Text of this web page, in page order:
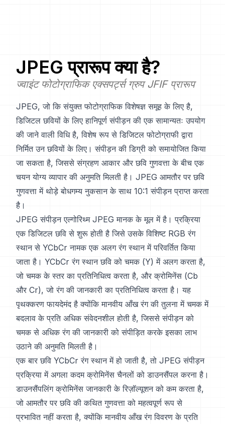
JPEG प्रारूप क्या है?
ज्वाइंट फोटोग्राफिक एक्सपर्ट्स ग्रुप JFIF प्रारूप
JPEG, जो कि संयुक्त फोटोग्राफिक विशेषज्ञ समूह के लिए है,
डिजिटल छवियों के लिए हानिपूर्ण संपीड़न की एक सामान्यतः उपयोग
की जाने वाली विधि है, विशेष रूप से डिजिटल फोटोग्राफी द्वारा
निर्मित उन छवियों के लिए। संपीड़न की डिग्री को समायोजित किया
जा सकता है, जिससे संग्रहण आकार और छवि गुणवत्ता के बीच एक
चयन योग्य व्यापार की अनुमति मिलती है। JPEG आमतौर पर छवि
गुणवत्ता में थोड़े बोधगम्य नुकसान के साथ 10:1 संपीड़न प्राप्त करता
है।
JPEG संपीड़न एल्गोरिथ्म JPEG मानक के मूल में है। प्रक्रिया
एक डिजिटल छवि से शुरू होती है जिसे उसके विशिष्ट RGB रंग
स्थान से YCbCr नामक एक अलग रंग स्थान में परिवर्तित किया
जाता है। YCbCr रंग स्थान छवि को चमक (Y) में अलग करता है,
जो चमक के स्तर का प्रतिनिधित्व करता है, और क्रोमिनेंस (Cb
और Cr), जो रंग की जानकारी का प्रतिनिधित्व करता है। यह
पृथक्करण फायदेमंद है क्योंकि मानवीय आँख रंग की तुलना में चमक में
बदलाव के प्रति अधिक संवेदनशील होती है, जिससे संपीड़न को
चमक से अधिक रंग की जानकारी को संपीड़ित करके इसका लाभ
उठाने की अनुमति मिलती है।
एक बार छवि YCbCr रंग स्थान में हो जाती है, तो JPEG संपीड़न
प्रक्रिया में अगला कदम क्रोमिनेंस चैनलों को डाउनसैंपल करना है।
डाउनसैंपलिंग क्रोमिनेंस जानकारी के रिज़ॉल्यूशन को कम करता है,
जो आमतौर पर छवि की कथित गुणवत्ता को महत्वपूर्ण रूप से
प्रभावित नहीं करता है, क्योंकि मानवीय आँख रंग विवरण के प्रति